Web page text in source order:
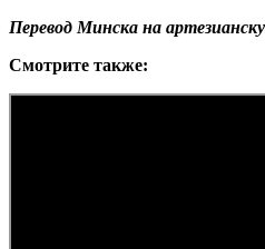
Перевод Минска на
Смотрите также: